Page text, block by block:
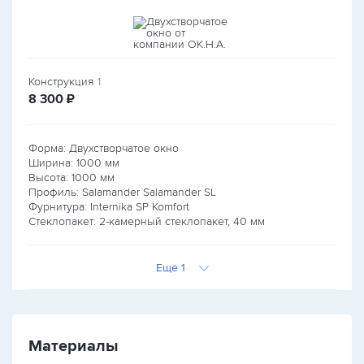
Конструкция 1
8 300 руб.
₽
Форма: Двухстворчатое окно
Ширина: 1000 мм
Высота: 1000 мм
Профиль: Salamander Salamander SL
Фурнитура: Internika SP Komfort
Стеклопакет: 2-камерный стеклопакет, 40 мм
Еще 1
Материалы